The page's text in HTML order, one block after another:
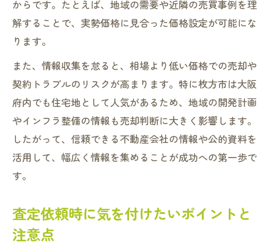
からです。たとえば、地域の需要や近隣の売買事例を理
解することで、実勢価格に見合った価格設定が可能にな
ります。
また、情報収集を怠ると、相場より低い価格での売却や
契約トラブルのリスクが高まります。特に枚方市は大阪
府内でも住宅地として人気があるため、地域の開発計画
やインフラ整備の情報も売却判断に大きく影響します。
したがって、信頼できる不動産会社の情報や公的資料を
活用して、幅広く情報を集めることが成功への第一歩で
す。
査定依頼時に気を付けたいポイントと
注意点